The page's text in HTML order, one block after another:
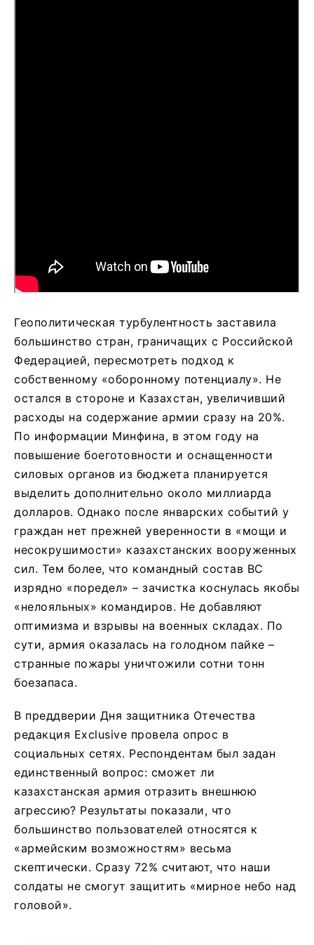
Геополитическая турбулентность заставила
большинство стран, граничащих с Российской
Федерацией, пересмотреть подход к
собственному «оборонному потенциалу». Не
остался в стороне и Казахстан, увеличивший
расходы на содержание армии сразу на 20%.
По информации Минфина, в этом году на
повышение боеготовности и оснащенности
силовых органов из бюджета планируется
выделить дополнительно около миллиарда
долларов. Однако после январских событий у
граждан нет прежней уверенности в «мощи и
несокрушимости» казахстанских вооруженных
сил. Тем более, что командный состав ВС
изрядно «поредел» – зачистка коснулась якобы
«нелояльных» командиров. Не добавляют
оптимизма и взрывы на военных складах. По
сути, армия оказалась на голодном пайке –
странные пожары уничтожили сотни тонн
боезапаса.
В преддверии Дня защитника Отечества
редакция Exclusive провела опрос в
социальных сетях. Респондентам был задан
единственный вопрос: сможет ли
казахстанская армия отразить внешнюю
агрессию? Результаты показали, что
большинство пользователей относятся к
«армейским возможностям» весьма
скептически. Сразу 72% считают, что наши
солдаты не смогут защитить «мирное небо над
головой».